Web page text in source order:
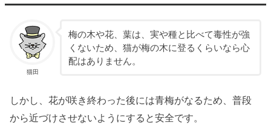
猫田
梅の木や花、葉は、実や種と比べて毒性が強
くないため、猫が梅の木に登るくらいなら心
配はありません。
しかし、花が咲き終わった後には青梅がなるため、普段
から近づけさせないようにすると安全です。